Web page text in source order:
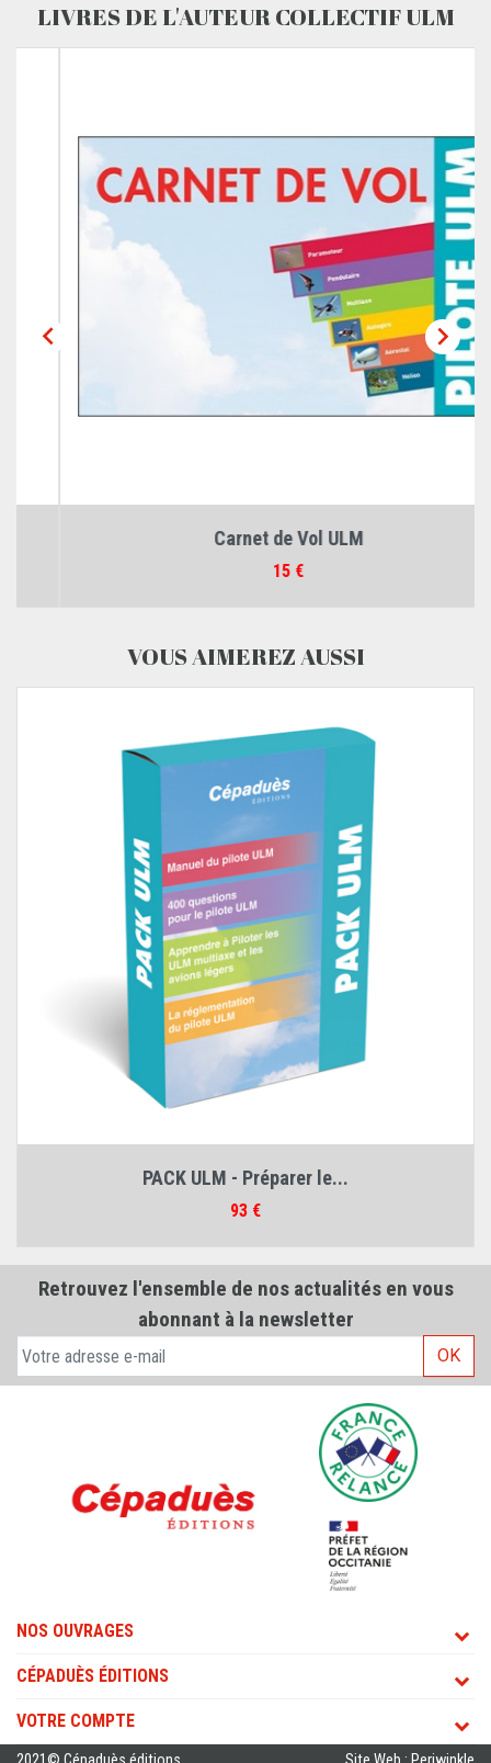
LIVRES DE L'AUTEUR COLLECTIF ULM

Carnet de Vol ULM

VOUS AIMEREZ AUSSI
PACK ULM - Préparer le...
Prix
93 €
Retrouvez l'ensemble de nos actualités en vous
abonnant à la newsletter
OK
NOS OUVRAGES
CÉPADUÈS ÉDITIONS
VOTRE COMPTE